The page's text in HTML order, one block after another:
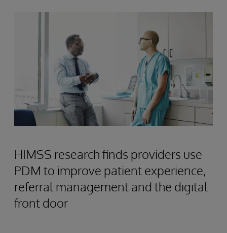
HIMSS research finds providers use
PDM to improve patient experience,
referral management and the digital
front door